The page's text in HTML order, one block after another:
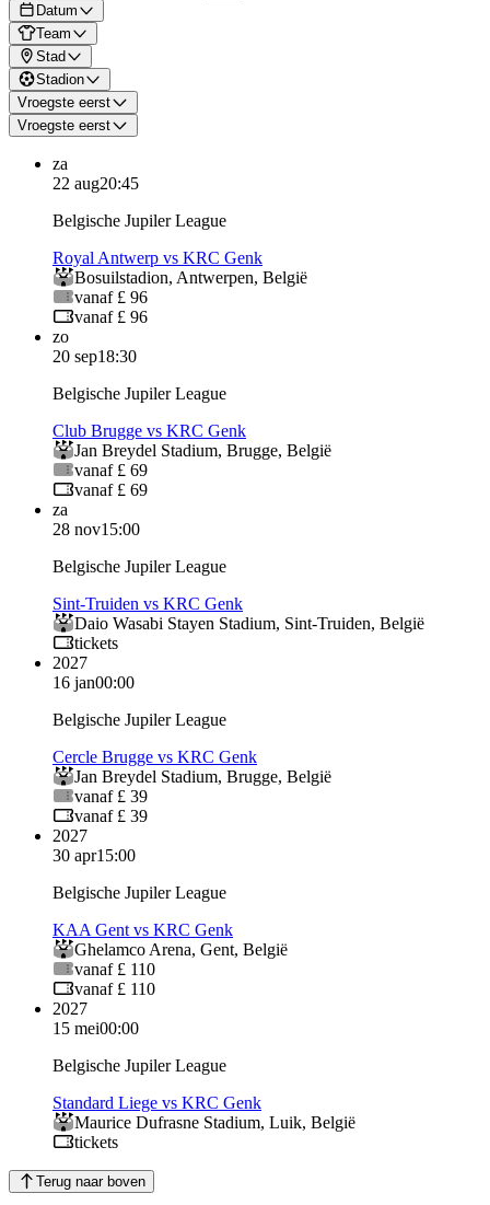
Datum
Team
Stad
Stadion
Vroegste eerst
Vroegste eerst
za
22 aug20:45
Belgische Jupiler League
Royal Antwerp vs KRC Genk
Bosuilstadion, Antwerpen, België
vanaf £ 96
vanaf £ 96
zo
20 sep18:30
Belgische Jupiler League
Club Brugge vs KRC Genk
Jan Breydel Stadium, Brugge, België
vanaf £ 69
vanaf £ 69
za
28 nov15:00
Belgische Jupiler League
Sint-Truiden vs KRC Genk
Daio Wasabi Stayen Stadium, Sint-Truiden, België
tickets
2027
16 jan00:00
Belgische Jupiler League
Cercle Brugge vs KRC Genk
Jan Breydel Stadium, Brugge, België
vanaf £ 39
vanaf £ 39
2027
30 apr15:00
Belgische Jupiler League
KAA Gent vs KRC Genk
Ghelamco Arena, Gent, België
vanaf £ 110
vanaf £ 110
2027
15 mei00:00
Belgische Jupiler League
Standard Liege vs KRC Genk
Maurice Dufrasne Stadium, Luik, België
tickets
Terug naar boven